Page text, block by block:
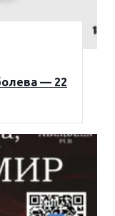
— 22